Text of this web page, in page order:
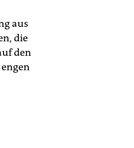
aus
die
den